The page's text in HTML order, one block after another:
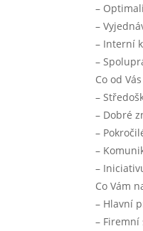
–
–
– Interní
–
Co od
–
– Dobré
–
–
–
Co Vám
– Hlavní
– Firemní